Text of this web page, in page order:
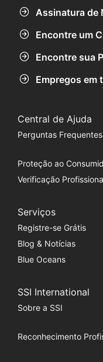
Assinatura de
Encontre um
Encontre sua
Empregos em
Central de Ajuda
Perguntas Frequentes
Proteção ao
Verificação
Serviços
Registre-se Grátis
Blog & Notícias
Blue Oceans
SSI International
Sobre a SSI
Reconhecimento